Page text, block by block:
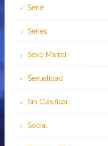
Serie
Series
Sexo Marital
Sexualidad
Sin Clasificar
Social